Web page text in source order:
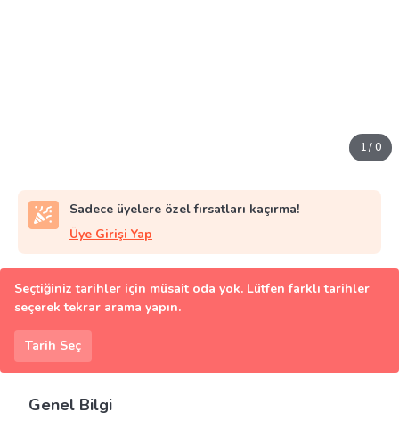
1/0
Sadece üyelere özel fırsatları kaçırma!
Üye Girişi Yap
Seçtiğiniz tarihler için müsait oda yok. Lütfen farklı tarihler
seçerek tekrar arama yapın.
Tarih Seç
Genel Bilgi